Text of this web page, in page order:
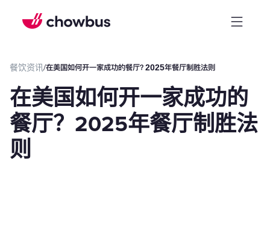
餐饮资讯/在美国如何开一家成功的餐厅？2025年餐厅制胜法则
在美国如何开一家成功的
餐厅？2025年餐厅制胜法
则